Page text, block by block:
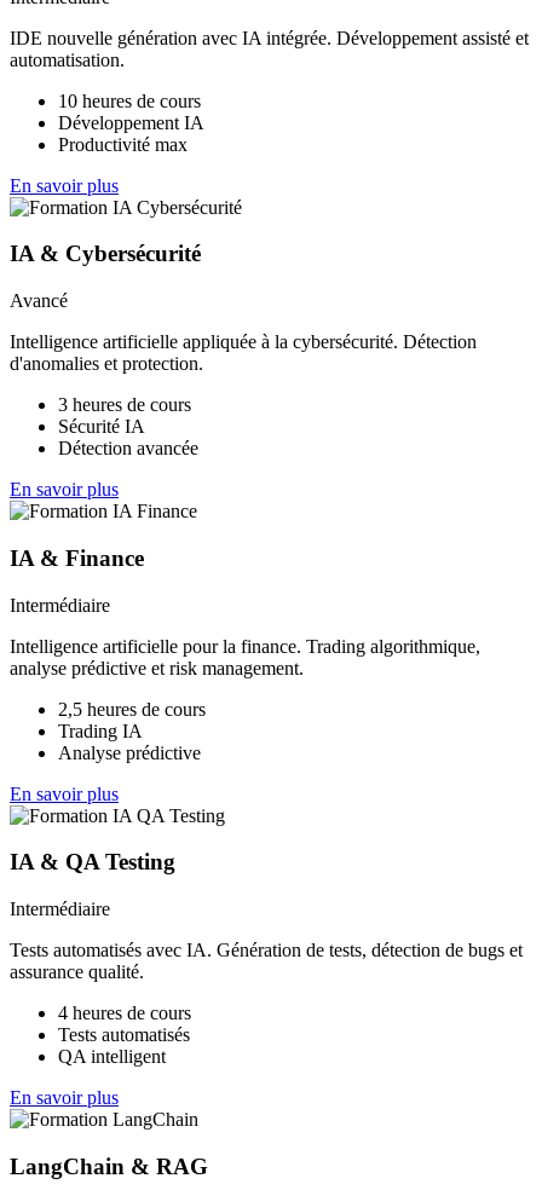
IDE nouvelle génération avec IA intégrée. Développement assisté et
automatisation.
10 heures de cours
Développement IA
Productivité max
En savoir plus
IA & Cybersécurité
Avancé
Intelligence artificielle appliquée à la cybersécurité. Détection
d'anomalies et protection.
3 heures de cours
Sécurité IA
Détection avancée
En savoir plus
IA & Finance
Intermédiaire
Intelligence artificielle pour la finance. Trading algorithmique,
analyse prédictive et risk management.
2,5 heures de cours
Trading IA
Analyse prédictive
En savoir plus
IA & QA Testing
Intermédiaire
Tests automatisés avec IA. Génération de tests, détection de bugs et
assurance qualité.
4 heures de cours
Tests automatisés
QA intelligent
En savoir plus
LangChain & RAG